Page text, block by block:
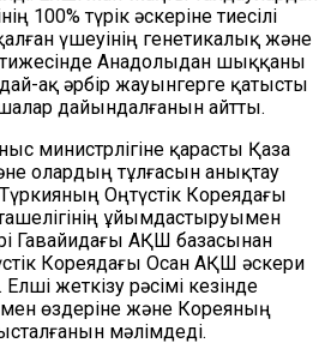
100% түрік әскеріне тиесілі
үшеуінің генетикалық және
Анадолыдан шыққаны
ақ әрбір жауынгерге қатысты
дайындалғанын айтты.
министрлігіне қарасты Қаза
олардың тұлғасын анықтау
Түркияның Оңтүстік Кореядағы
ұйымдастыруымен
Гавайидағы АҚШ базасынан
Кореядағы Осан АҚШ әскери
жеткізу рәсімі кезінде
өздеріне және Кореяның
мәлімдеді.